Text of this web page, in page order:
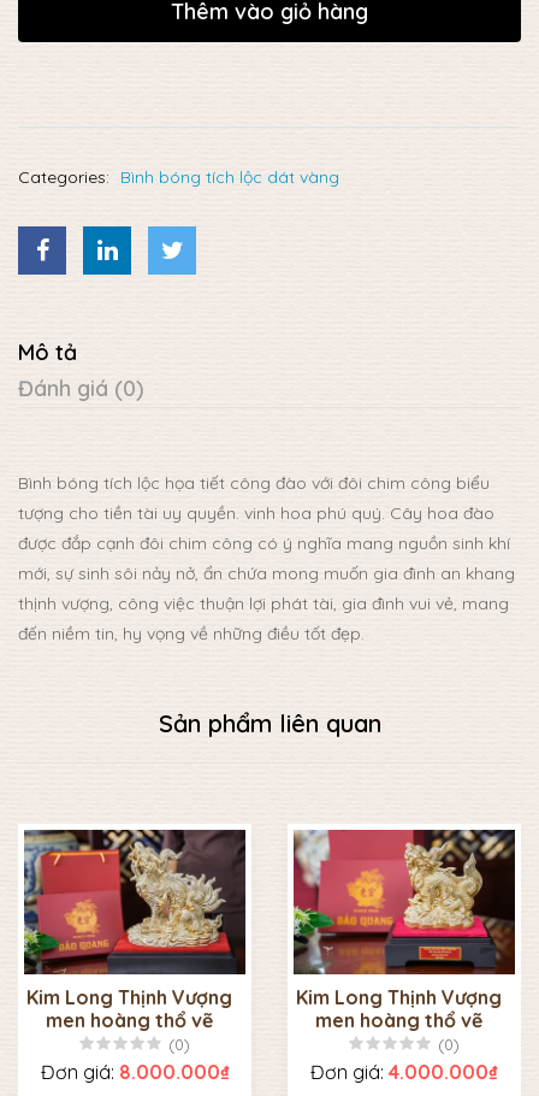
Thêm vào giỏ hàng
Categories: Bình bóng tích lộc dát vàng
Mô tả
Đánh giá (0)
Bình bóng tích lộc họa tiết công đào với đôi chim công biểu
tượng cho tiền tài uy quyền. vinh hoa phú quý. Cây hoa đào
được đắp cạnh đôi chim công có ý nghĩa mang nguồn sinh khí
mới, sự sinh sôi nảy nở, ẩn chứa mong muốn gia đình an khang
thịnh vượng, công việc thuận lợi phát tài, gia đình vui vẻ, mang
đến niềm tin, hy vọng về những điều tốt đẹp.
Sản phẩm liên quan
Kim Long Thịnh Vượng
men hoàng thổ vẽ
vàng to (0)
Đơn giá: 8.000.000₫
Kim Long Thịnh Vượng
men hoàng thổ vẽ
vàng nhỏ(0)
Đơn giá: 4.000.000₫